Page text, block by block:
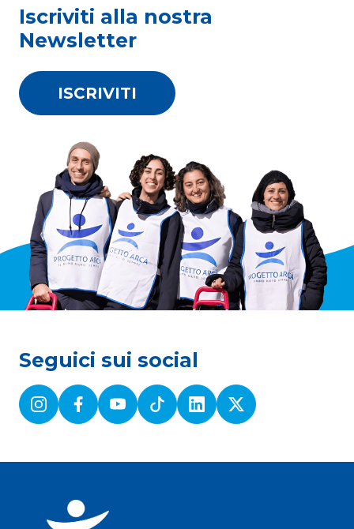
Iscriviti alla nostra
Newsletter
ISCRIVITI
Seguici sui social
Instagram
Facebook
YoutubeTikTokLinkedinTwitter